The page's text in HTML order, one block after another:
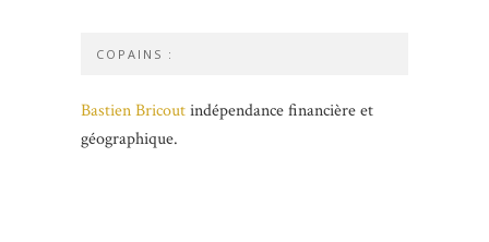
COPAINS :
Bastien Bricoutindépendance financière et
géographique.